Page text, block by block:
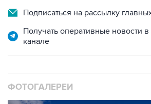
Подписаться на рассылку
Получать оперативные новости
канале
ФОТОГАЛЕРЕИ